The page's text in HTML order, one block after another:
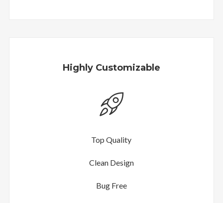
Highly Customizable
Top Quality
Clean Design
Bug Free